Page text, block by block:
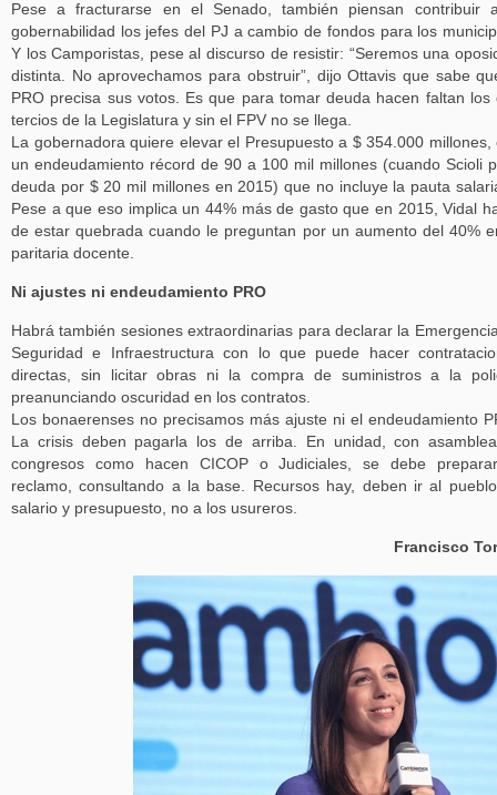
Pese a fracturarse en el Senado, también piensan contribuir
gobernabilidad los jefes del PJ a cambio de fondos para los
Y los Camporistas, pese al discurso de resistir: “Seremos una
distinta. No aprovechamos para obstruir”, dijo Ottavis que sabe
PRO precisa sus votos. Es que para tomar deuda hacen faltan los
tercios de la Legislatura y sin el FPV no se llega.
La gobernadora quiere elevar el Presupuesto a $ 354.000 millones,
un endeudamiento récord de 90 a 100 mil millones (cuando Scioli
deuda por $ 20 mil millones en 2015) que no incluye la pauta
Pese a que eso implica un 44% más de gasto que en 2015, Vidal
de estar quebrada cuando le preguntan por un aumento del 40%
paritaria docente.
Ni ajustes ni endeudamiento PRO
Habrá también sesiones extraordinarias para declarar la
Seguridad e Infraestructura con lo que puede hacer
directas, sin licitar obras ni la compra de suministros a la
preanunciando oscuridad en los contratos.
Los bonaerenses no precisamos más ajuste ni el endeudamiento
La crisis deben pagarla los de arriba. En unidad, con
congresos como hacen CICOP o Judiciales, se debe
reclamo, consultando a la base. Recursos hay, deben ir al
salario y presupuesto, no a los usureros.
Francisco